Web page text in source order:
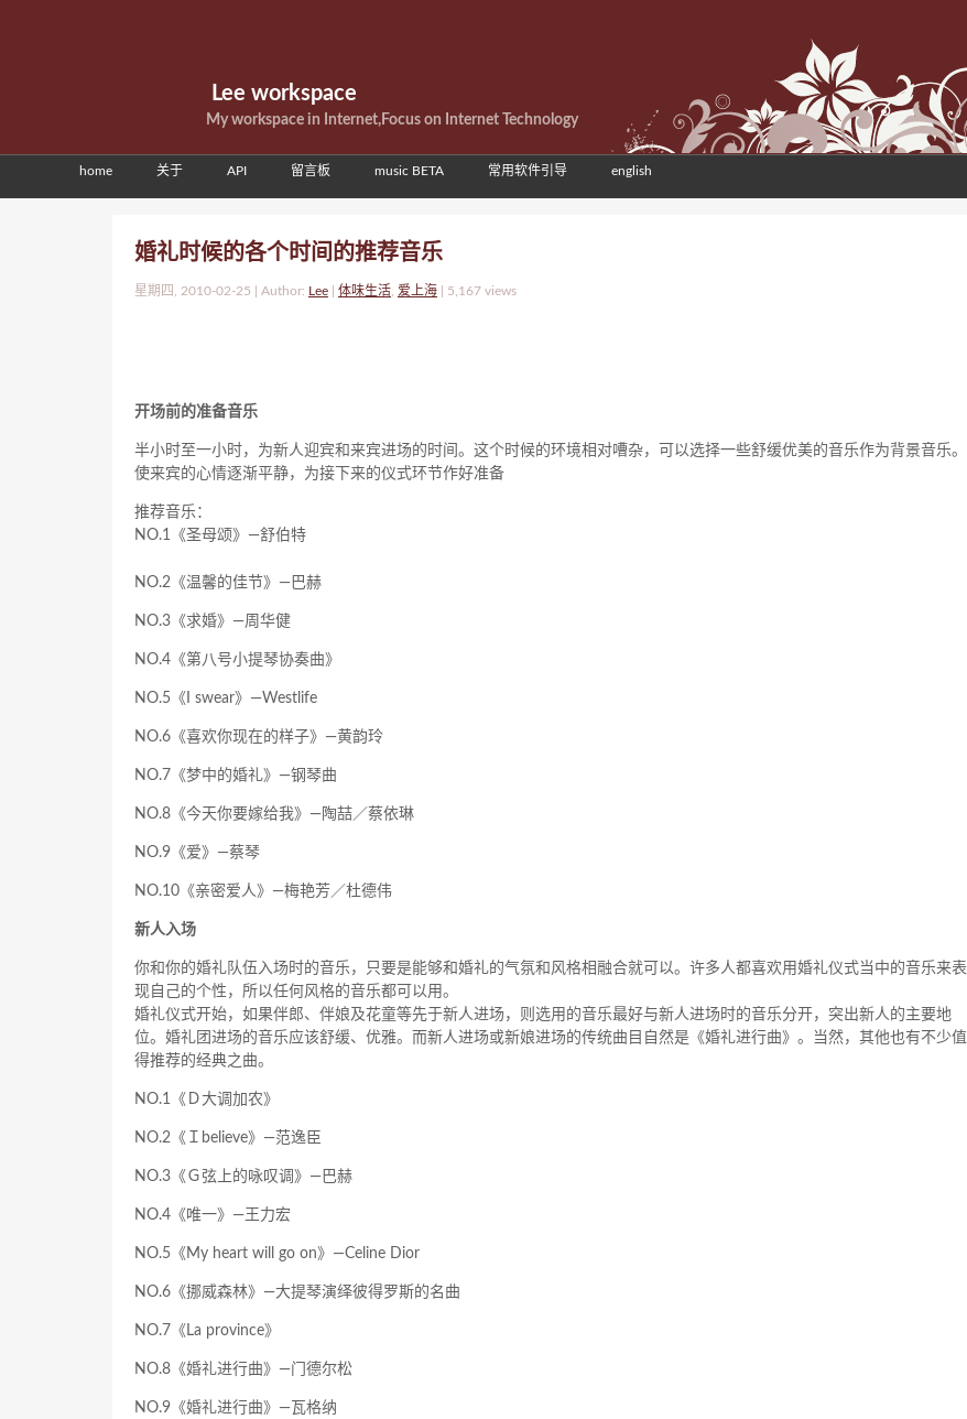
Lee workspace
My workspace in Internet,Focus on Internet Technology
home 关于 API 留言板 music BETA 常用软件引导 english
婚礼时候的各个时间的推荐音乐
星期四, 2010-02-25 | Author: Lee 体味生活 爱上海 5,167 views
开场前的准备音乐
半小时至一小时，为新人迎宾和来宾进场的时间。这个时候的环境相对嘈杂，可以选择一些舒缓优美的音乐作为背景音乐。
使来宾的心情逐渐平静，为接下来的仪式环节作好准备
推荐音乐：
NO.1《圣母颂》—舒伯特
NO.2《温馨的佳节》—巴赫
NO.3《求婚》—周华健
NO.4《第八号小提琴协奏曲》
NO.5《I swear》—Westlife
NO.6《喜欢你现在的样子》—黄韵玲
NO.7《梦中的婚礼》—钢琴曲
NO.8《今天你要嫁给我》—陶喆／蔡依琳
NO.9《爱》—蔡琴
NO.10《亲密爱人》—梅艳芳／杜德伟
新人入场
你和你的婚礼队伍入场时的音乐，只要是能够和婚礼的气氛和风格相融合就可以。许多人都喜欢用婚礼仪式当中的音乐来表
现自己的个性，所以任何风格的音乐都可以用。
婚礼仪式开始，如果伴郎、伴娘及花童等先于新人进场，则选用的音乐最好与新人进场时的音乐分开，突出新人的主要地
位。婚礼团进场的音乐应该舒缓、优雅。而新人进场或新娘进场的传统曲目自然是《婚礼进行曲》。当然，其他也有不少值
得推荐的经典之曲。
NO.1《Ｄ大调加农》
NO.2《Ｉbelieve》—范逸臣
NO.3《Ｇ弦上的咏叹调》—巴赫
NO.4《唯一》—王力宏
NO.5《My heart will go on》—Celine Dior
NO.6《挪威森林》—大提琴演绎彼得罗斯的名曲
NO.7《La province》
NO.8《婚礼进行曲》—门德尔松
NO.9《婚礼进行曲》—瓦格纳